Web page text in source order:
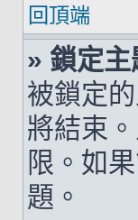
回頂端
» 鎖定主
被鎖定
將結束
限。如
題。